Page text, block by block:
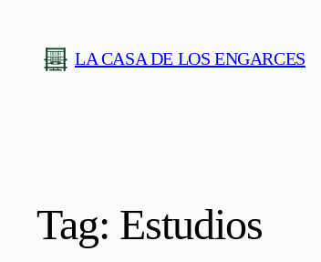
LA CASA DE LOS ENGARCES
Tag: Estudios